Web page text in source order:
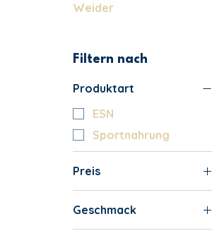
Weider
Filtern nach
Produktart
ESN
Sportnahrung
Preis
16 € 37 €
Geschmack